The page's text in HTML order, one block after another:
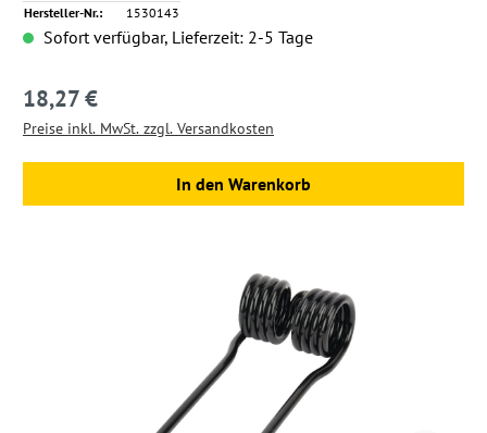
Hersteller-Nr.:
1530143
Sofort verfügbar, Lieferzeit: 2-5 Tage
Regulärer Preis:
18,27 €
Preise inkl. MwSt. zzgl. Versandkosten
In den Warenkorb